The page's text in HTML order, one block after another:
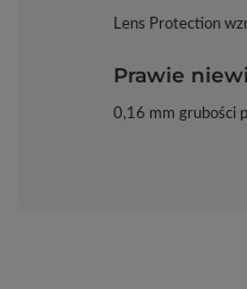
Lens Protection
Prawie
0,16 mm grubości